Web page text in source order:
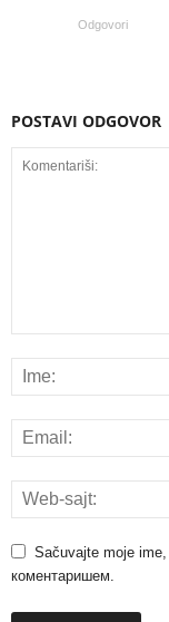
Odgovori
POSTAVI ODGOVOR
Sačuvajte moje
коментаришем.